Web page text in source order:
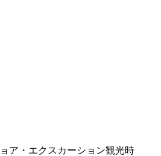
ア・エクスカーション観光時